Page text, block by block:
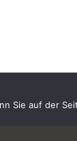
Sie auf der